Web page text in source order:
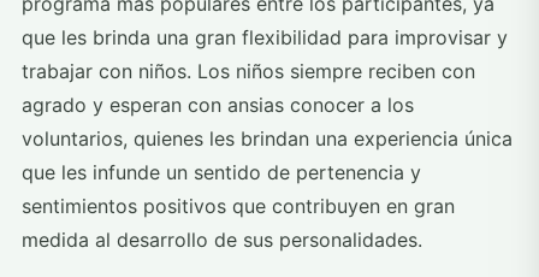
que les brinda una gran flexibilidad para improvisar y
trabajar con niños. Los niños siempre reciben con
agrado y esperan con ansias conocer a los
voluntarios, quienes les brindan una experiencia única
que les infunde un sentido de pertenencia y
sentimientos positivos que contribuyen en gran
medida al desarrollo de sus personalidades.